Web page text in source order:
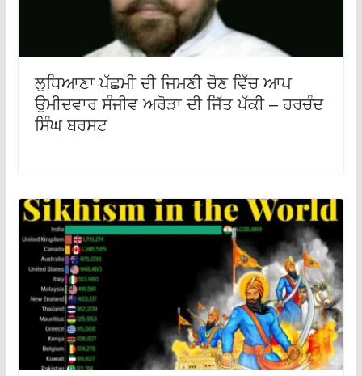
ਲੁਧਿਆਣਾ ਪੱਛਮੀ ਦੀ ਜਿਮਣੀ ਚੋਣ ਵਿੱਚ ਆਪ
ਉਮੀਦਵਾਰ ਸੰਜੀਵ ਅਰੋੜਾ ਦੀ ਜਿੱਤ ਪੱਕੀ – ਹਰਚੰਦ
ਸਿੰਘ ਬਰਸਟ